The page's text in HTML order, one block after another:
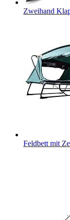
Zweihand
Feldbett mit